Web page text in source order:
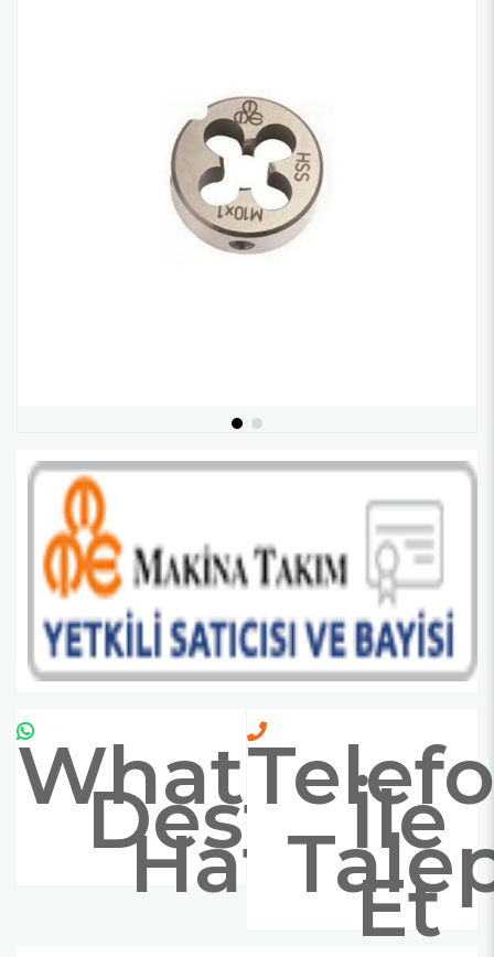
Whatsapp
Destek
Hattıİle
Et